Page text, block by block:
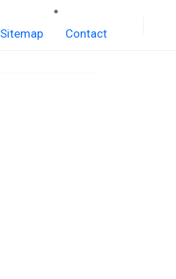
Sitemap Contact